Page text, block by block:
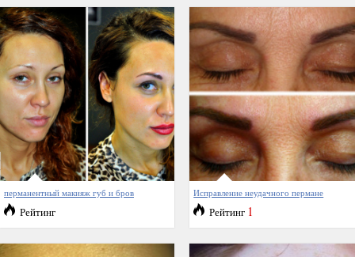
перманентный макияж губ и бров
Рейтинг
Исправление неудачного пермане
Рейтинг 1